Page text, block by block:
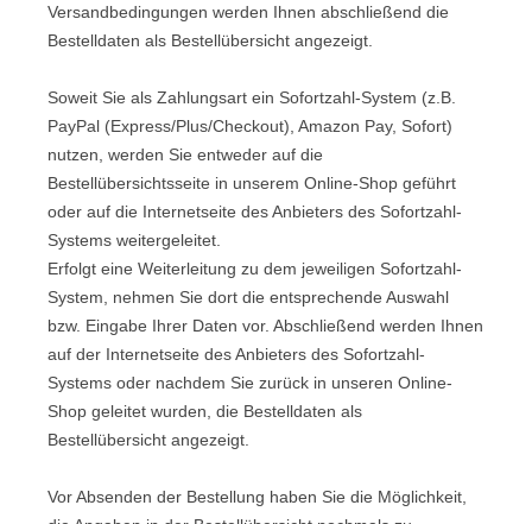
Versandbedingungen werden Ihnen abschließend die
Bestelldaten als Bestellübersicht angezeigt.
Soweit Sie als Zahlungsart ein Sofortzahl-System (z.B.
PayPal (Express/Plus/Checkout), Amazon Pay, Sofort)
nutzen, werden Sie entweder auf die
Bestellübersichtsseite in unserem Online-Shop geführt
oder auf die Internetseite des Anbieters des Sofortzahl-
Systems weitergeleitet.
Erfolgt eine Weiterleitung zu dem jeweiligen Sofortzahl-
System, nehmen Sie dort die entsprechende Auswahl
bzw. Eingabe Ihrer Daten vor. Abschließend werden Ihnen
auf der Internetseite des Anbieters des Sofortzahl-
Systems oder nachdem Sie zurück in unseren Online-
Shop geleitet wurden, die Bestelldaten als
Bestellübersicht angezeigt.
Vor Absenden der Bestellung haben Sie die Möglichkeit,